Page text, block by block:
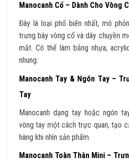
Manocanh Cổ – Dành Cho Vòng
Đây là loại phổ biến nhất, mô
trưng bày vòng cổ và dây chuyền
mắt. Có thể làm bằng nhựa,
nhung.
Manocanh Tay & Ngón Tay –
Tay
Manocanh dạng tay hoặc ngón
vòng tay một cách trực quan, tạo
hàng khi nhìn sản phẩm.
Manocanh Toàn Thân Mini –